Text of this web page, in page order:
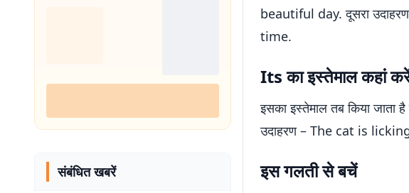
संबंधित खबरें
beautiful day. दूसरा
time.
Its का इस्तेमाल कहां
इसका इस्तेमाल तब किया जाता
उदाहरण – The cat is licking
इस गलती से बचें